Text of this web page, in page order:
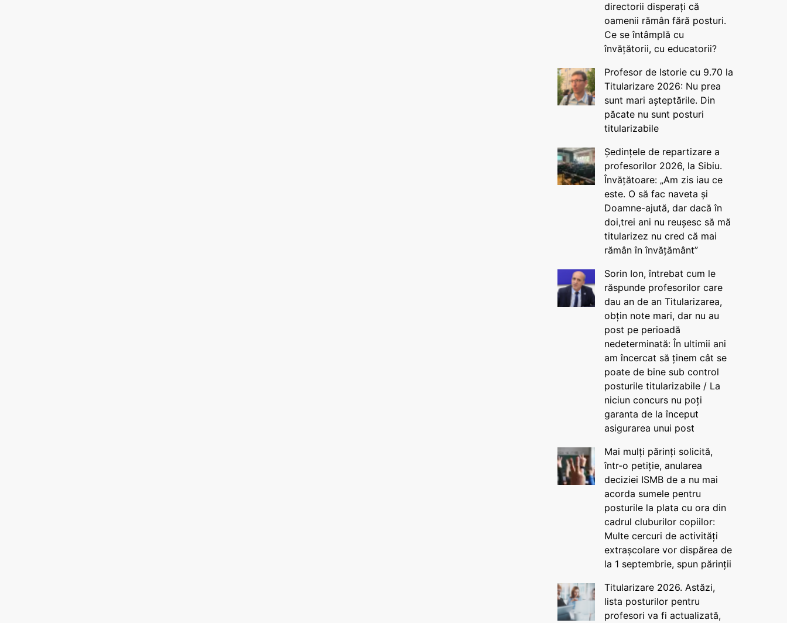
directorii disperați că
oamenii rămân fără posturi.
Ce se întâmplă cu
învățătorii, cu educatorii?
Profesor de Istorie cu 9.70 la
Titularizare 2026: Nu prea
sunt mari așteptările. Din
păcate nu sunt posturi
titularizabile
Ședințele de repartizare a
profesorilor 2026, la Sibiu.
Învățătoare: „Am zis iau ce
este. O să fac naveta și
Doamne-ajută, dar dacă în
doi,trei ani nu reușesc să mă
titularizez nu cred că mai
rămân în învățământ”
Sorin Ion, întrebat cum le
răspunde profesorilor care
dau an de an Titularizarea,
obțin note mari, dar nu au
post pe perioadă
nedeterminată: În ultimii ani
am încercat să ținem cât se
poate de bine sub control
posturile titularizabile / La
niciun concurs nu poți
garanta de la început
asigurarea unui post
Mai mulți părinți solicită,
într-o petiție, anularea
deciziei ISMB de a nu mai
acorda sumele pentru
posturile la plata cu ora din
cadrul cluburilor copiilor:
Multe cercuri de activități
extrașcolare vor dispărea de
la 1 septembrie, spun părinții
Titularizare 2026. Astăzi,
lista posturilor pentru
profesori va fi actualizată,